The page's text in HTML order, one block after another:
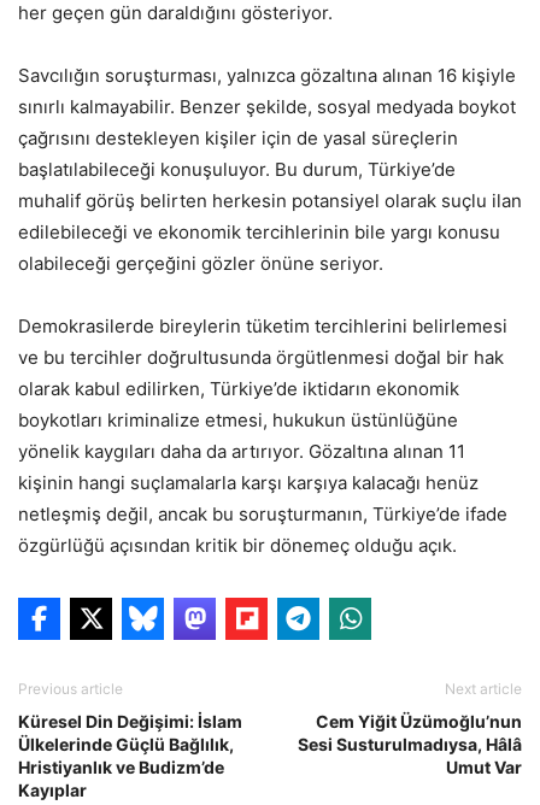
her geçen gün daraldığını gösteriyor.
Savcılığın soruşturması, yalnızca gözaltına alınan 16 kişiyle
sınırlı kalmayabilir. Benzer şekilde, sosyal medyada boykot
çağrısını destekleyen kişiler için de yasal süreçlerin
başlatılabileceği konuşuluyor. Bu durum, Türkiye’de
muhalif görüş belirten herkesin potansiyel olarak suçlu ilan
edilebileceği ve ekonomik tercihlerinin bile yargı konusu
olabileceği gerçeğini gözler önüne seriyor.
Demokrasilerde bireylerin tüketim tercihlerini belirlemesi
ve bu tercihler doğrultusunda örgütlenmesi doğal bir hak
olarak kabul edilirken, Türkiye’de iktidarın ekonomik
boykotları kriminalize etmesi, hukukun üstünlüğüne
yönelik kaygıları daha da artırıyor. Gözaltına alınan 11
kişinin hangi suçlamalarla karşı karşıya kalacağı henüz
netleşmiş değil, ancak bu soruşturmanın, Türkiye’de ifade
özgürlüğü açısından kritik bir dönemeç olduğu açık.
Previous article
Küresel Din Değişimi: İslam
Ülkelerinde Güçlü Bağlılık,
Hristiyanlık ve Budizm’de
Kayıplar
Next article
Cem Yiğit Üzümoğlu’nun
Sesi Susturulmadıysa, Hâlâ
Umut Var